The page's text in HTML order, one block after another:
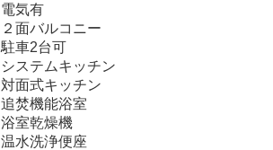
電気有
２面バルコニー
駐車2台可
システムキッチン
対面式キッチン
追焚機能浴室
浴室乾燥機
温水洗浄便座